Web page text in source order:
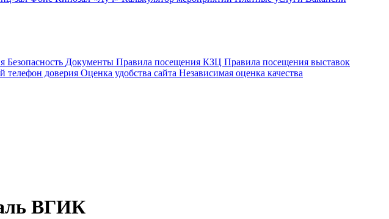
Безопасность Документы Правила посещения КЗЦ Правила посещения выставок
телефон доверия Оценка удобства сайта Независимая оценка качества
ВГИК